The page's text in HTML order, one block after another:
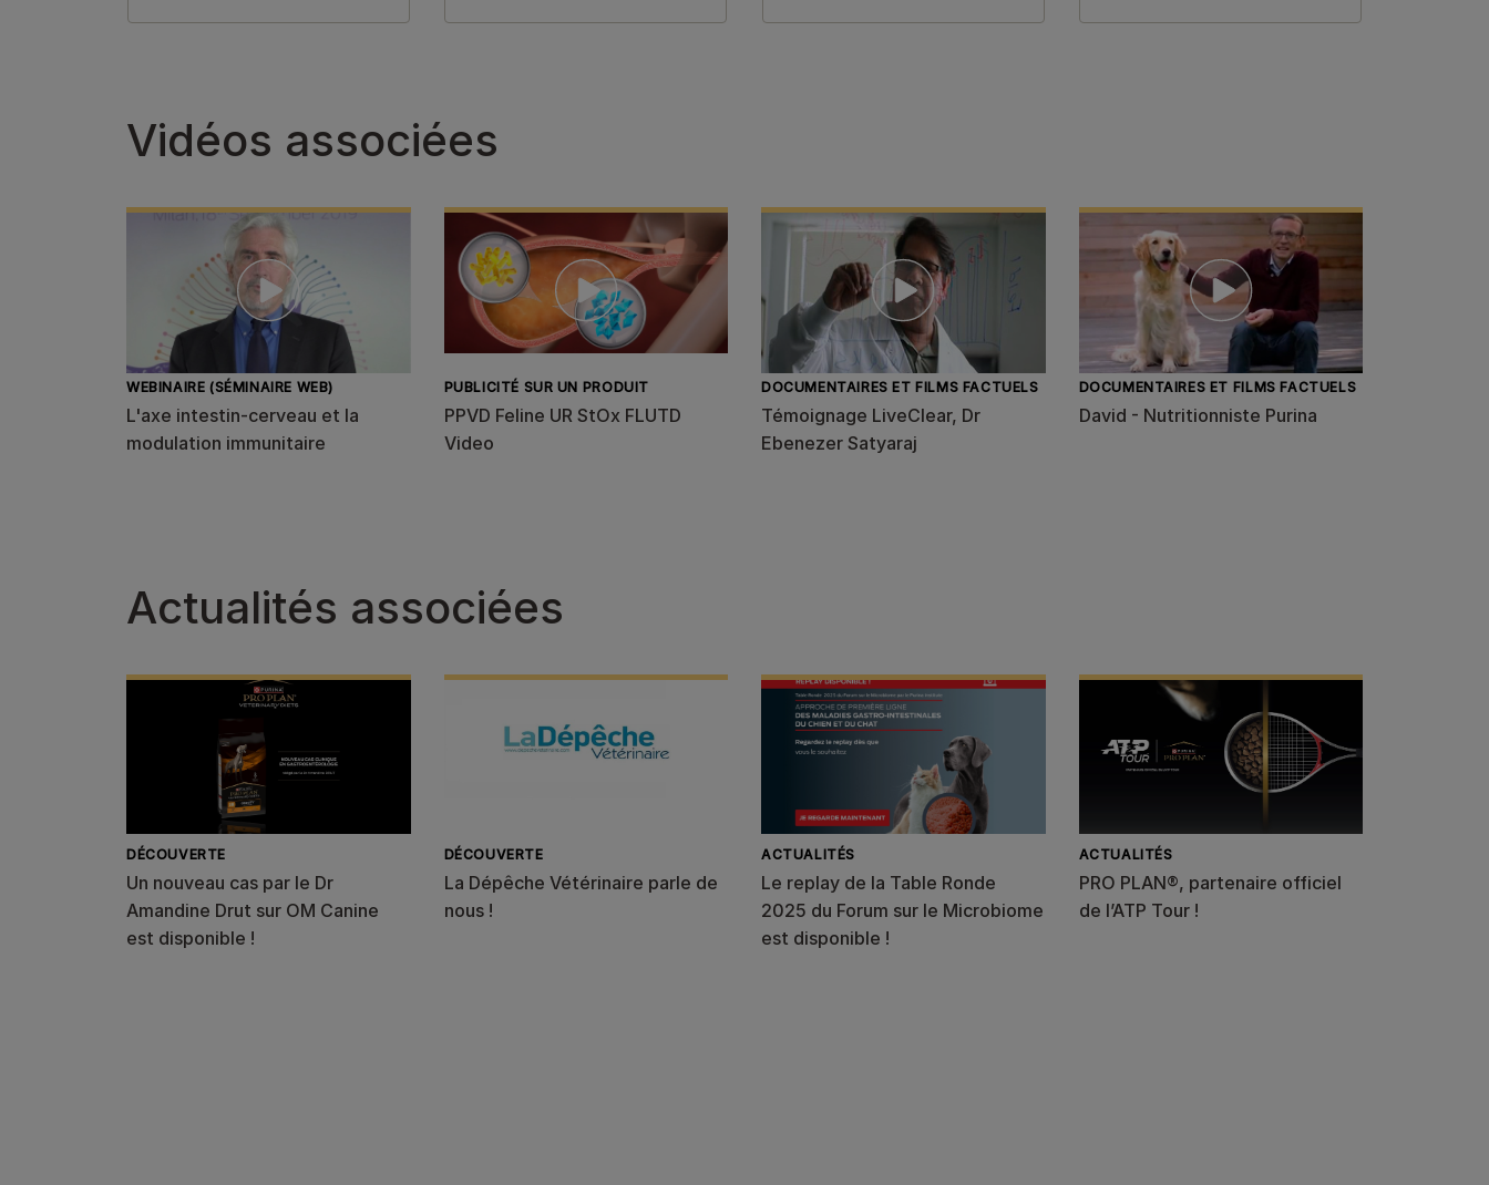
Vidéos associées
WEBINAIRE (SÉMINAIRE WEB)
L'axe intestin-cerveau et la
modulation immunitaire
PUBLICITÉ SUR UN PRODUIT
PPVD Feline UR StOx FLUTD
Video
DOCUMENTAIRES ET FILMS FACTUELS
Témoignage LiveClear, Dr
Ebenezer Satyaraj
DOCUMENTAIRES ET FILMS FACTUELS
David - Nutritionniste Purina
Actualités associées
DÉCOUVERTE
Un nouveau cas par le Dr
Amandine Drut sur OM Canine
est disponible !
DÉCOUVERTE
La Dépêche Vétérinaire parle de
nous !
ACTUALITÉS
Le replay de la Table Ronde
2025 du Forum sur le Microbiome
est disponible !
ACTUALITÉS
PRO PLAN®, partenaire officiel
de l’ATP Tour !